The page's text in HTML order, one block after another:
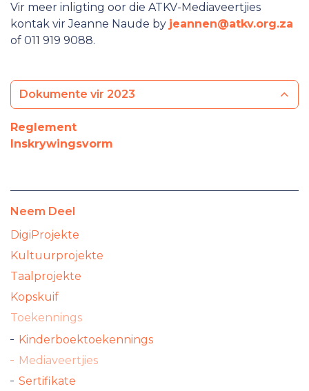
Vir meer inligting oor die ATKV-Mediaveertjies
kontak vir Jeanne Naude by jeannen@atkv.org.za
of 011 919 9088.
Dokumente vir 2023
Reglement
Inskrywingsvorm
Neem Deel
DigiProjekte
Kultuurprojekte
Taalprojekte
Kopskuif
Toekennings
Kinderboektoekennings
Mediaveertjies
Sertifikate